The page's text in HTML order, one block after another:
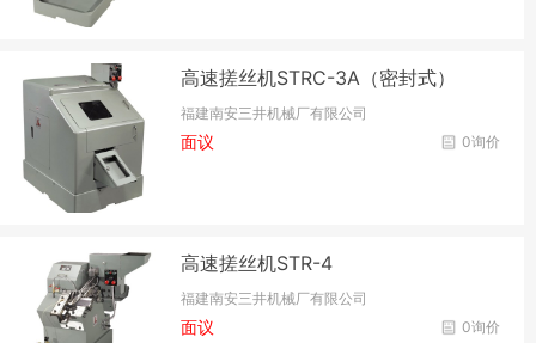
高速搓丝机STRC-3A（密封式）
福建南安三井机械厂有限公司
0询价
面议
高速搓丝机STR-4
福建南安三井机械厂有限公司
0询价
面议